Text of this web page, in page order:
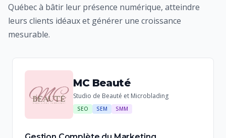
Québec à bâtir leur présence numérique, atteindre
leurs clients idéaux et générer une croissance
mesurable.
MC Beauté
Studio de Beauté et Microblading
SEO SEM SMM